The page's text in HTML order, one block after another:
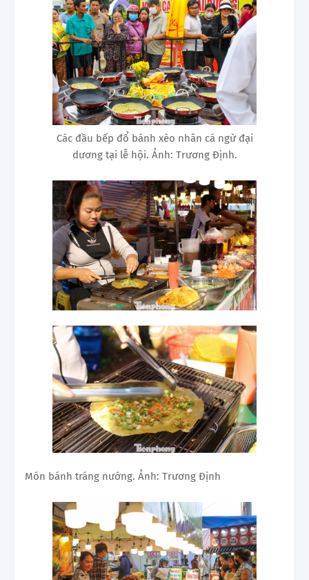
Các đầu bếp đổ bánh xèo nhân cá ngừ đại
dương tại lễ hội. Ảnh: Trương Định.
Món bánh tráng nướng. Ảnh: Trương Định